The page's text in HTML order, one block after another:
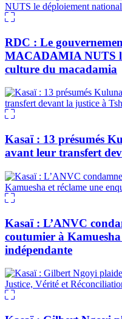
RDC : Le
MACADAMIA NUTS
culture du macadamia
Kasaï : 13 présumés
avant leur transfert
Kasaï : L’ANVC
coutumier à
indépendante